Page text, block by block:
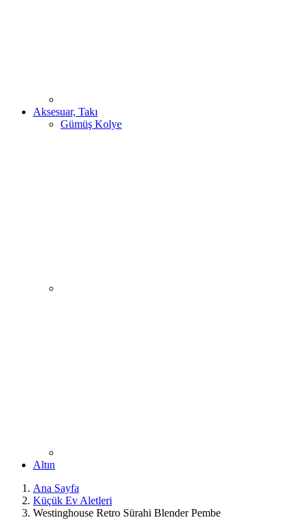
Aksesuar, Takı
Gümüş Kolye
Altın
Ana Sayfa
Küçük Ev Aletleri
Westinghouse Retro Sürahi Blender Pembe